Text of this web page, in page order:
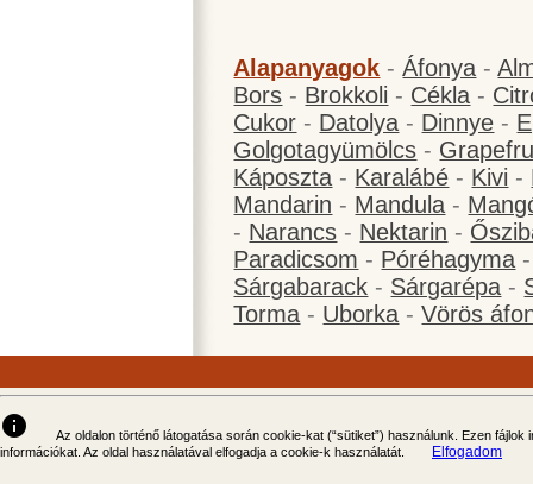
Alapanyagok -Áfonya -
Bors - Brokkoli - Cékla -
Cukor - Datolya - Dinnye -
Golgotagyümölcs -
Káposzta - Karalábé - Kivi -
Mandarin - Mandula -
- Narancs - Nektarin -
Paradicsom - Póréhagyma
Sárgabarack - Sárgarépa -
Torma - Uborka -Vörös
info
Az oldalon történő látogatása során cookie-kat (“sütiket”) használunk. Ezen
információkat. Az oldal használatával elfogadja a cookie-k használatát.
Elfogadom